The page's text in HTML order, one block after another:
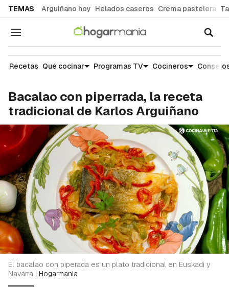
TEMAS Arguiñano hoy Helados caseros Crema pastelera
Navegación
Recetas
Recetas Qué cocinar Programas TV Cocineros
Bacalao con piperrada, la receta
tradicional de Karlos Arguiñano
El bacalao con piperada es un plato tradicional en Euskadi y
Navarra | Hogarmania